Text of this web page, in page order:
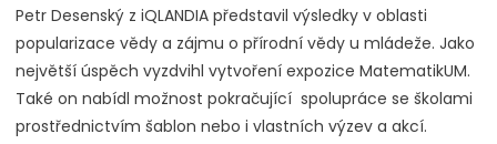
Petr Desenský z iQLANDIA představil výsledky v oblasti
popularizace vědy a zájmu o přírodní vědy u mládeže. Jako
největší úspěch vyzdvihl vytvoření expozice MatematikUM.
Také on nabídl možnost pokračující spolupráce se školami
prostřednictvím šablon nebo i vlastních výzev a akcí.